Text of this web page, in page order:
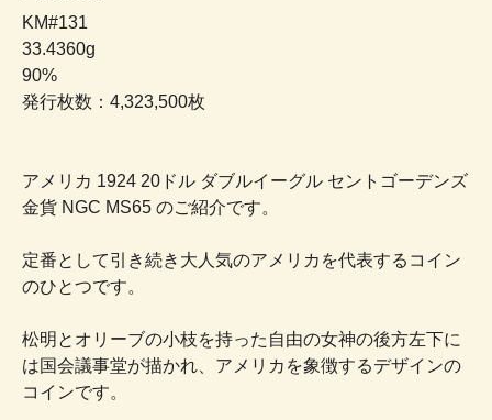
KM#131
33.4360g
90%
発行枚数：4,323,500枚
アメリカ 1924 20ドル ダブルイーグル セントゴーデンズ
金貨 NGC MS65 のご紹介です。
定番として引き続き大人気のアメリカを代表するコイン
のひとつです。
松明とオリーブの小枝を持った自由の女神の後方左下に
は国会議事堂が描かれ、アメリカを象徴するデザインの
コインです。